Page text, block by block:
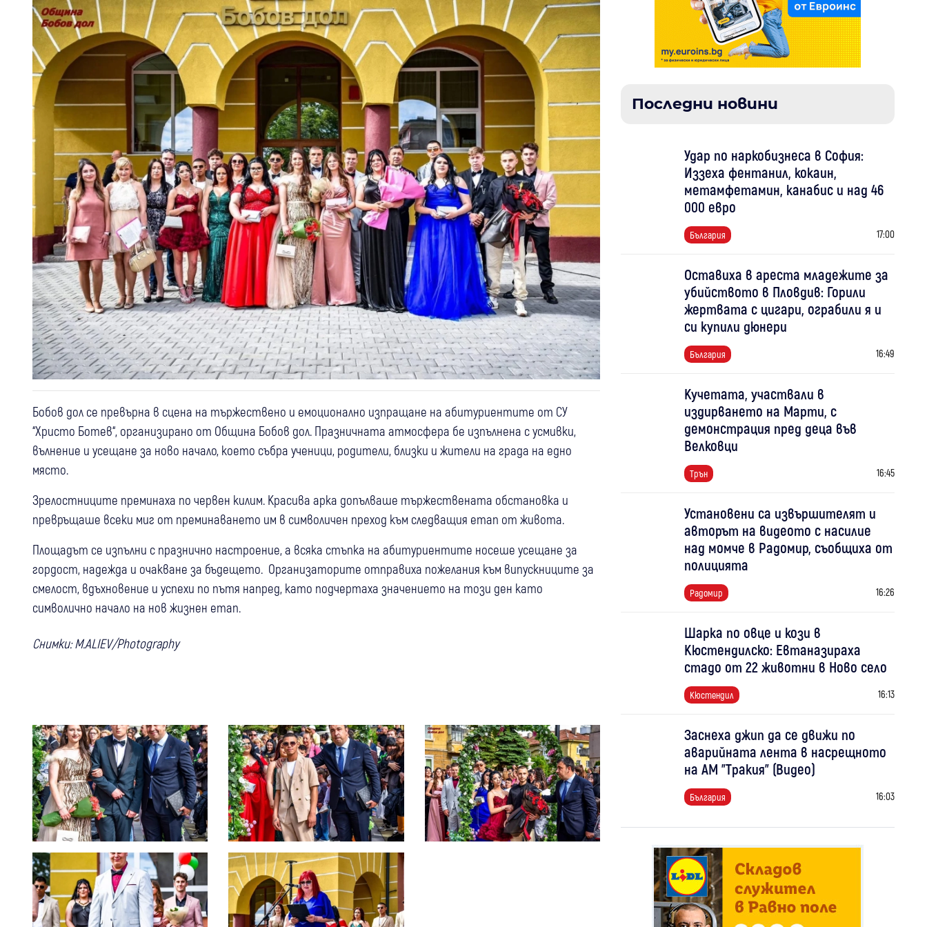
Бобов дол се превърна в сцена на тържествено и емоционално изпращане на абитуриентите от СУ
“Христо Ботев“, организирано от Община Бобов дол. Празничната атмосфера бе изпълнена с усмивки,
вълнение и усещане за ново начало, което събра ученици, родители, близки и жители на града на едно
място.
Зрелостниците преминаха по червен килим. Красива арка допълваше тържествената обстановка и
превръщаше всеки миг от преминаването им в символичен преход към следващия етап от живота.
Площадът се изпълни с празнично настроение, а всяка стъпка на абитуриентите носеше усещане за
гордост, надежда и очакване за бъдещето. Организаторите отправиха пожелания към випускниците за
смелост, вдъхновение и успехи по пътя напред, като подчертаха значението на този ден като
символично начало на нов жизнен етап.
Снимки: M.ALIEV/Photography
Последни новини
Удар по наркобизнеса в София:
Иззеха фентанил, кокаин,
метамфетамин, канабис и над 46
000 евро
България 17:00
Оставиха в ареста младежите за
убийството в Пловдив: Горили
жертвата с цигари, ограбили я и
си купили дюнери
България 16:49
Кучетата, участвали в
издирването на Марти, с
демонстрация пред деца във
Велковци
Трън 16:45
Установени са извършителят и
авторът на видеото с насилие
над момче в Радомир, съобщиха от
полицията
Радомир 16:26
Шарка по овце и кози в
Кюстендилско: Евтаназираха
стадо от 22 животни в Ново село
Кюстендил 16:13
Заснеха джип да се движи по
аварийната лента в насрещното
на АМ "Тракия" (Видео)
България 16:03